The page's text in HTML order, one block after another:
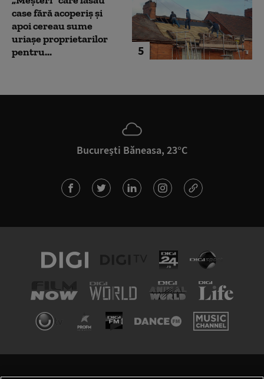
5
case fără acoperiș și
apoi cereau sume
uriașe proprietarilor
pentru...
București Băneasa, 23°C